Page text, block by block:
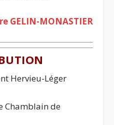
GELIN-MONASTIER
Hervieu-Léger
Chamblain de